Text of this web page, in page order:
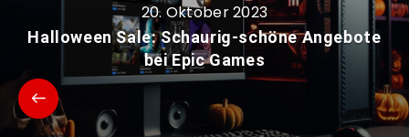
20. Oktober 2023
Halloween Sale: Schaurig-schöne Angebote
bei Epic Games